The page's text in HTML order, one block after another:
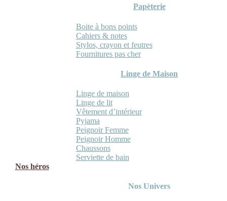
Papèterie
Boite à bons points
Cahiers & notes
Stylos, crayon et feutres
Fournitures pas cher
Linge de Maison
Linge de maison
Linge de lit
Vêtement d’intérieur
Pyjama
Peignoir Femme
Peignoir Homme
Chaussons
Serviette de bain
Nos héros
Nos Univers